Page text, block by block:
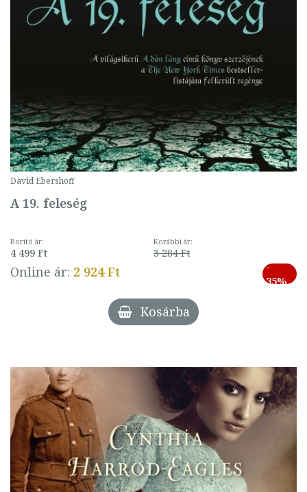
David Ebershoff
A 19. feleség
Borító ár:
4 499 Ft
Korábbi ár:
3 284 Ft
Online ár: 2 924 Ft
-
35%
Kosárba